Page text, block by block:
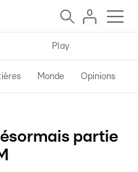
Play
Monde Opinions
partie